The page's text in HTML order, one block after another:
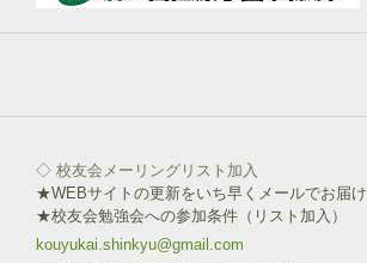
ン
◇ 校友会メーリングリスト加入
★WEBサイトの更新をいち早くメールでお届け
★校友会勉強会への参加条件（リスト加入）
kouyukai.shinkyu@gmail.com